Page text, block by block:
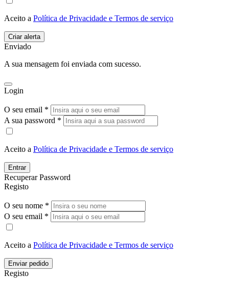
Aceito a Política de Privacidade e Termos de serviço
Enviado
A sua mensagem foi enviada com sucesso.
Login
O seu email *
A sua password *
Aceito a Política de Privacidade e Termos de serviço
Entrar
Recuperar Password
Registo
O seu nome *
O seu email *
Aceito a Política de Privacidade e Termos de serviço
Enviar pedido
Registo